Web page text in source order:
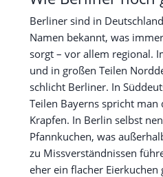
Berliner sind in
Namen bekannt, was
sorgt – vor allem regional.
und in großen Teilen
schlicht Berliner. In
Teilen Bayerns spricht man
Krapfen. In Berlin selbst
Pfannkuchen, was
zu Missverständnissen
eher ein flacher Eierkuchen